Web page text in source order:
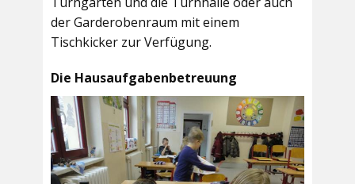
derGarderobenraum mit einem
Tischkicker zur Verfügung.
Die Hausaufgabenbetreuung